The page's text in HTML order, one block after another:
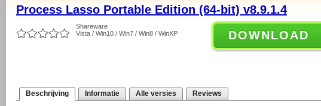
Process Lasso Portable Edition (64-bit) v8.9.1.4
Shareware
Vista / Win10 / Win7 / Win8 / WinXP
DOWNLOAD
Beschrijving Informatie Alle versies Reviews